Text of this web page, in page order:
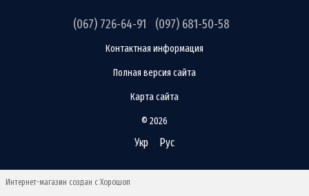
(067) 726-64-91 (097) 681-50-58
Контактная информация
Полная версия сайта
Карта сайта
© 2026
Укр Рус
Интернет-магазин создан с Хорошоп